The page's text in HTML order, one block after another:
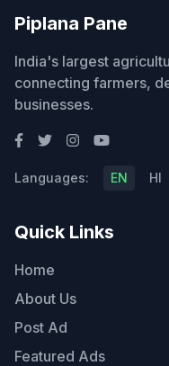
Piplana Pane
India's largest
connecting farmers,
businesses.
Languages: EN HI
Quick Links
Home
About Us
Post Ad
Featured Ads